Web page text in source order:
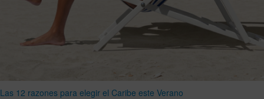
Las 12 razones para elegir el Caribe este Verano